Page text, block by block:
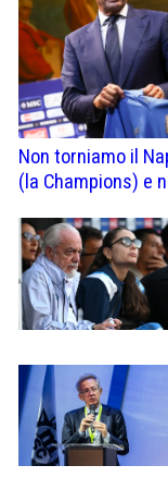
Non torniamo il
(la Champions) e